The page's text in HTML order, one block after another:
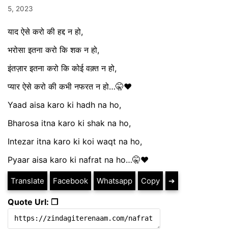
5, 2023
याद ऐसे करो की हद्द न हो,
भरोसा इतना करो कि शक न हो,
इंतज़ार इतना करो कि कोई वक़्त न हो,
प्यार ऐसे करो की कभी नफरत न हो…🤫♥️
Yaad aisa karo ki hadh na ho,
Bharosa itna karo ki shak na ho,
Intezar itna karo ki koi waqt na ho,
Pyaar aisa karo ki nafrat na ho…🤫♥️
Translate Facebook Whatsapp Copy ➔
Quote Url: ❐